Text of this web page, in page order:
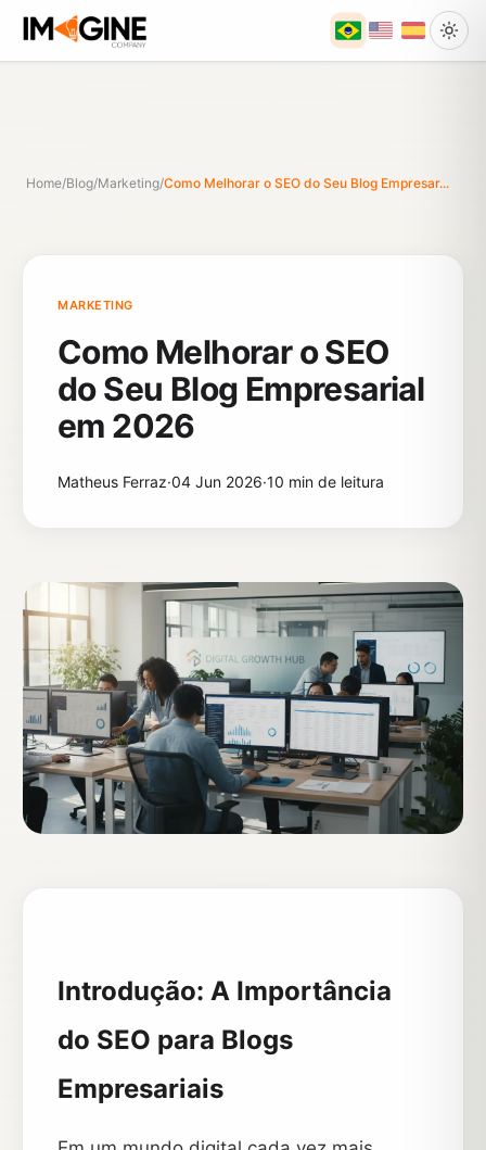
Home/Blog/Marketing/Como Melhorar o SEO do Seu Blog Empresar...
MARKETING
Como Melhorar o SEO
do Seu Blog Empresarial
em 2026
Matheus Ferraz·04 Jun 2026·10 min de leitura
Introdução: A Importância
do SEO para Blogs
Empresariais